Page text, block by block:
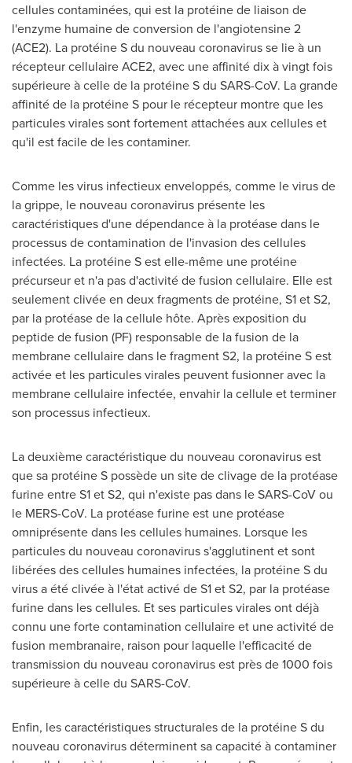
cellules contaminées, qui est la protéine de liaison de
l'enzyme humaine de conversion de l'angiotensine 2
(ACE2). La protéine S du nouveau coronavirus se lie à un
récepteur cellulaire ACE2, avec une affinité dix à vingt fois
supérieure à celle de la protéine S du SARS-CoV. La grande
affinité de la protéine S pour le récepteur montre que les
particules virales sont fortement attachées aux cellules et
qu'il est facile de les contaminer.
Comme les virus infectieux enveloppés, comme le virus de
la grippe, le nouveau coronavirus présente les
caractéristiques d'une dépendance à la protéase dans le
processus de contamination de l'invasion des cellules
infectées. La protéine S est elle-même une protéine
précurseur et n'a pas d'activité de fusion cellulaire. Elle est
seulement clivée en deux fragments de protéine, S1 et S2,
par la protéase de la cellule hôte. Après exposition du
peptide de fusion (PF) responsable de la fusion de la
membrane cellulaire dans le fragment S2, la protéine S est
activée et les particules virales peuvent fusionner avec la
membrane cellulaire infectée, envahir la cellule et terminer
son processus infectieux.
La deuxième caractéristique du nouveau coronavirus est
que sa protéine S possède un site de clivage de la protéase
furine entre S1 et S2, qui n'existe pas dans le SARS-CoV ou
le MERS-CoV. La protéase furine est une protéase
omniprésente dans les cellules humaines. Lorsque les
particules du nouveau coronavirus s'agglutinent et sont
libérées des cellules humaines infectées, la protéine S du
virus a été clivée à l'état activé de S1 et S2, par la protéase
furine dans les cellules. Et ses particules virales ont déjà
connu une forte contamination cellulaire et une activité de
fusion membranaire, raison pour laquelle l'efficacité de
transmission du nouveau coronavirus est près de 1000 fois
supérieure à celle du SARS-CoV.
Enfin, les caractéristiques structurales de la protéine S du
nouveau coronavirus déterminent sa capacité à contaminer